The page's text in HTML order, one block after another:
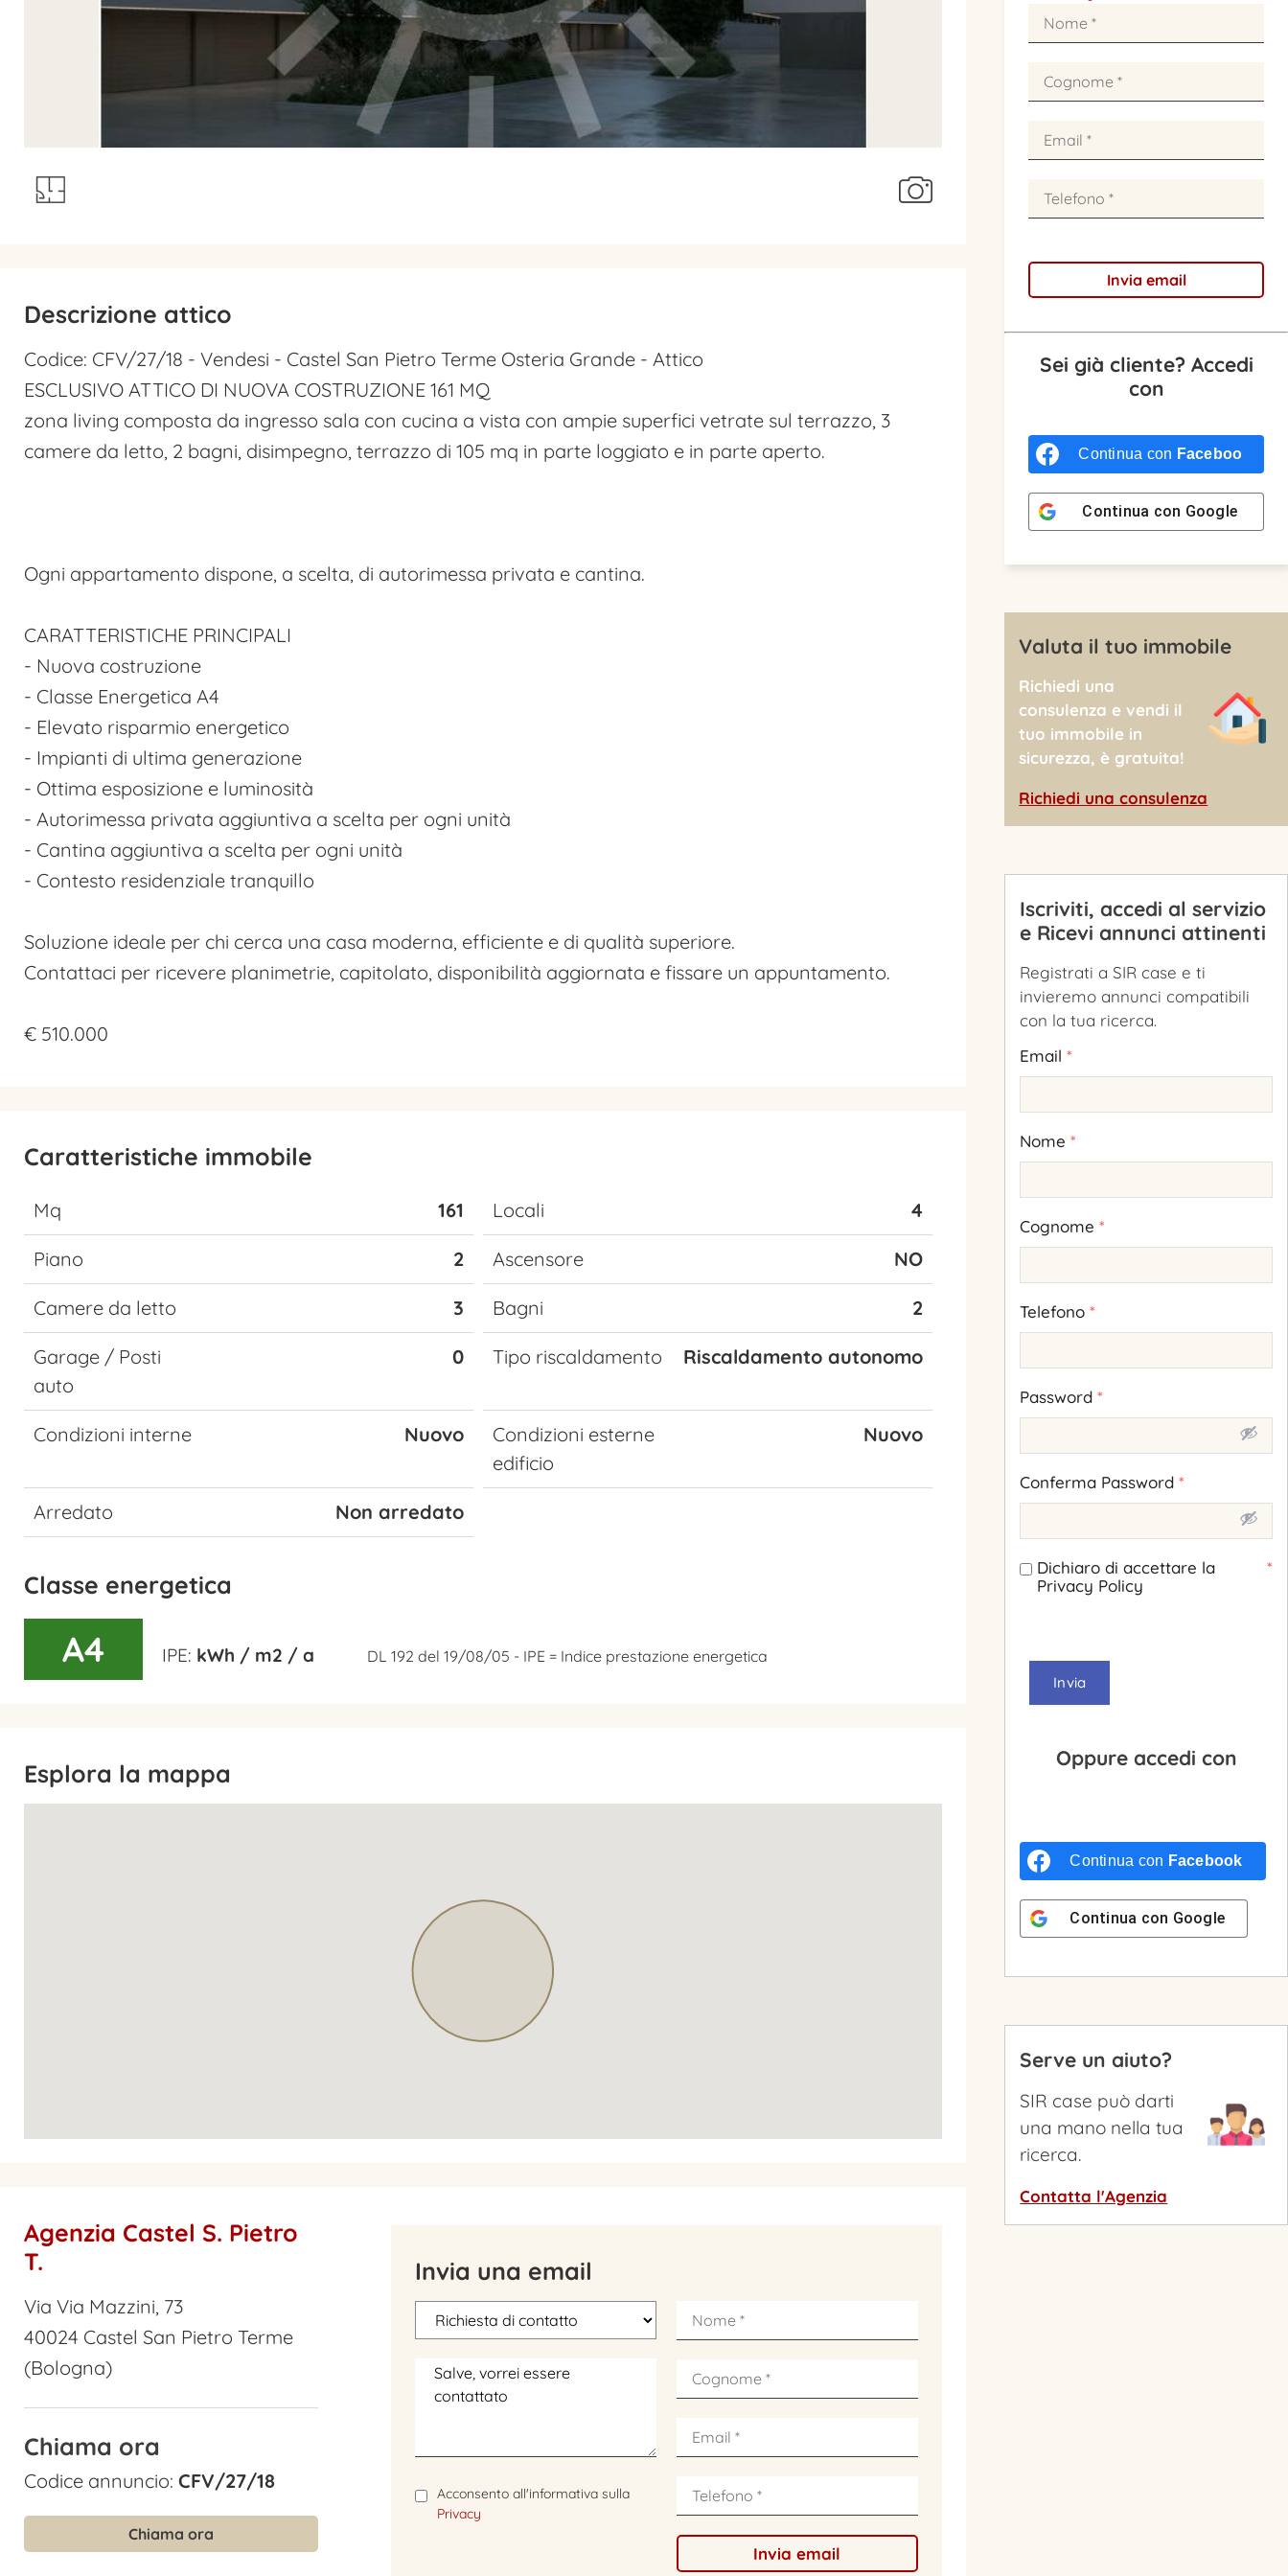
Descrizione attico
Codice: CFV/27/18 - Vendesi - Castel San Pietro Terme Osteria Grande - Attico
ESCLUSIVO ATTICO DI NUOVA COSTRUZIONE 161 MQ
zona living composta da ingresso sala con cucina a vista con ampie superfici vetrate sul terrazzo, 3
camere da letto, 2 bagni, disimpegno, terrazzo di 105 mq in parte loggiato e in parte aperto.
Ogni appartamento dispone, a scelta, di autorimessa privata e cantina.
CARATTERISTICHE PRINCIPALI
- Nuova costruzione
- Classe Energetica A4
- Elevato risparmio energetico
- Impianti di ultima generazione
- Ottima esposizione e luminosità
- Autorimessa privata aggiuntiva a scelta per ogni unità
- Cantina aggiuntiva a scelta per ogni unità
- Contesto residenziale tranquillo
Soluzione ideale per chi cerca una casa moderna, efficiente e di qualità superiore.
Contattaci per ricevere planimetrie, capitolato, disponibilità aggiornata e fissare un appuntamento.
€ 510.000
Caratteristiche immobile
Mq 161 Locali 4
Piano 2 Ascensore NO
Camere da letto 3 Bagni 2
Garage / Posti
auto
0 Tipo riscaldamento Riscaldamento autonomo
Condizioni interne Nuovo
Condizioni esterne
edificio
Nuovo
Arredato Non arredato
Classe energetica
A4 IPE: kWh / m2 / a DL 192 del 19/08/05 - IPE = Indice prestazione energetica
Esplora la mappa
Agenzia Castel S. Pietro
T.
Via Via Mazzini, 73
40024 Castel San Pietro Terme
(Bologna)
Chiama ora
Codice annuncio: CFV/27/18
Chiama ora
Invia una email
Acconsento all'informativa sulla
Privacy
Sei già cliente? Accedi
con
Continua con Facebook
Continua con Google
Valuta il tuo immobile
Richiedi una
consulenza e vendi il
tuo immobile in
sicurezza, è gratuita!
Richiedi una consulenza
Iscriviti, accedi al servizio
e Ricevi annunci attinenti
Registrati a SIR case e ti
invieremo annunci compatibili
con la tua ricerca.
Email*
Nome*
Cognome*
Telefono*
Password*
Conferma Password*
Dichiaro di accettare la
Privacy Policy
*
Invia
Oppure accedi con
Continua con Facebook
Continua con Google
Serve un aiuto?
SIR case può darti
una mano nella tua
ricerca.
Contatta l'Agenzia